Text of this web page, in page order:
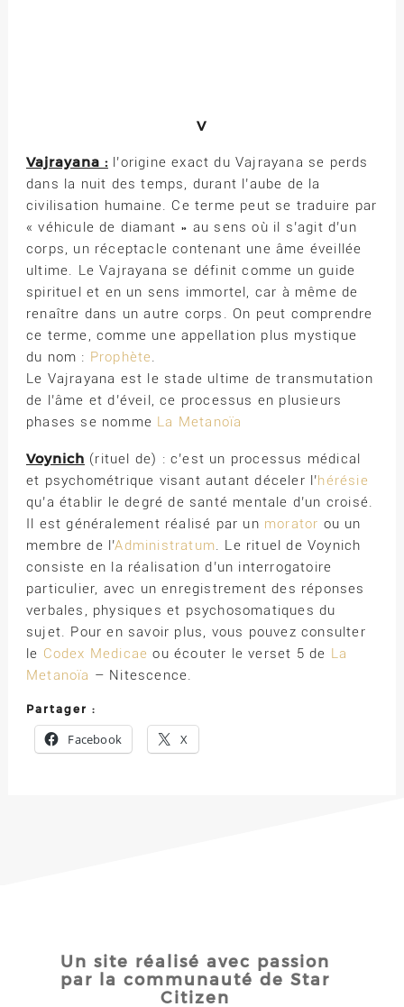
V
Vajrayana :l’origine exact du Vajrayana se perds
dans la nuit des temps, durant l’aube de la
civilisation humaine. Ce terme peut se traduire par
« véhicule de diamant » au sens où il s’agit d’un
corps, un réceptacle contenant une âme éveillée
ultime. Le Vajrayana se définit comme un guide
spirituel et en un sens immortel, car à même de
renaître dans un autre corps. On peut comprendre
ce terme, comme une appellation plus mystique
du nom : Prophète.
Le Vajrayana est le stade ultime de transmutation
de l’âme et d’éveil, ce processus en plusieurs
phases se nomme La Metanoïa
Voynich (rituel de) : c’est un processus médical
et psychométrique visant autant déceler l’hérésie
qu’a établir le degré de santé mentale d’un croisé.
Il est généralement réalisé par un morator ou un
membre de l’Administratum . Le rituel de Voynich
consiste en la réalisation d’un interrogatoire
particulier, avec un enregistrement des réponses
verbales, physiques et psychosomatiques du
sujet. Pour en savoir plus, vous pouvez consulter
le Codex Medicae ou écouter le verset 5 de La
Metanoïa – Nitescence.
Partager :
Facebook X
Un site réalisé avec passion
par la communauté de Star
Citizen